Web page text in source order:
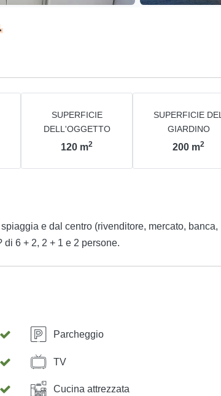
SUPERFICIE
DELL'OGGETTO
120 m2
SUPERFICIE DEL
GIARDINO
200 m2
e dal centro (rivenditore, mercato, banca,
6 + 2, 2 + 1 e 2 persone.
Parcheggio
TV
Cucina attrezzata